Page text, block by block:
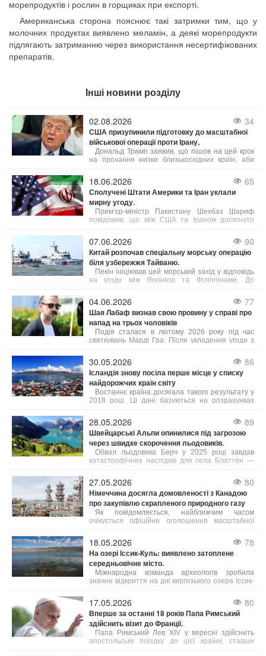
морепродуктів і рослин в горщиках при експорті.
Американська сторона пояснює такі затримки тим, що у
молочних продуктах виявлено меламін, а деякі морепродукти
підлягають затриманню через використання несертифікованих
препаратів.
Інші новини розділу
02.08.2026 34
США призупинили підготовку до масштабної
військової операції проти Ірану,
Дональд Трамп заявив, що пішов на цей крок
на прохання низки близькосхідних країн, аби
готовність США до безпрецедентного силового
тиску, пріоритетом було обрано укладення
угоди, яка б гарантувала безпеку судноплавства
в Ормузькій протоці та ліквідацію ядерної
загрози з боку Тегерана. Ізраїль, за словами
Трампа, підтримує такий підхід.
18.06.2026 65
Сполучені Штати Америки та Іран уклали
мирну угоду.
Прем’єр-міністр Пакистану Шехбаз Шариф
повідомив, що між США та Іраном досягнуто
07.06.2026 90
Китай розпочав спеціальну морську операцію
біля узбережжя Тайваню.
Пекін ініціював цей морський захід у відповідь
на угоду між Японією та Філіппінами. До
провінцій, а також китайська берегова охорона.
04.06.2026 77
Шая Лабаф визнав свою провину у справі про
напад на трьох чоловіків
Подія сталася в лютому 2026 року під час
святкувань Марді Гра. Після укладення угоди з
випробувального терміну. Крім цього, актор має
пройти курс лікування від алкогольної
залежності, тренінги з контролю над гнівом та
навчання толерантності. У разі невиконання
цих умов йому загрожує півроку ув’язнення.
30.05.2026 86
Ісландія знову посіла перше місце у списку
найдорожчих країн світу
Востаннє країна досягала такого результату у
2018 році. Ці дані базуються на розрахунках
від Eurostat та Центрального банку Ісландії, як
повідомляє Bloomberg. Рівень цін в Ісландії, яку
часто називають "країною льоду та вогню",
зараз приблизно на 3% вищий, ніж у Швейцарії.
28.05.2026 89
Швейцарські Альпи опинилися під загрозою
через швидке скорочення льодовиків.
Обвал льодовика Берч у 2025 році завдав
катастрофічних наслідків для села Блаттен —
27.05.2026 80
Німеччина досягла домовленості з Канадою
про закупівлю скрапленого природного газу
Як повідомляється, найближчим часом
очікується офіційне оголошення масштабної
північно-західної частини провінції Британська
Колумбія до Німеччини.
18.05.2026 78
На озері Іссик-Куль: виявлено затоплене
середньовічне місто.
Міжнародна команда археологів зробила
значне відкриття на дні киргизького озера Іссик-
Це знахідка, яку автори вже назвали однією з
найважливіших за останні роки, порівнюють за
своєю значущістю з легендарною Атлантидою.
17.05.2026 80
Вперше за останні 18 років Папа Римський
здійснить візит до Франції.
Папа Римський Лев XIV у вересні здійснить
апостольську поїздку до цієї країни, ставши